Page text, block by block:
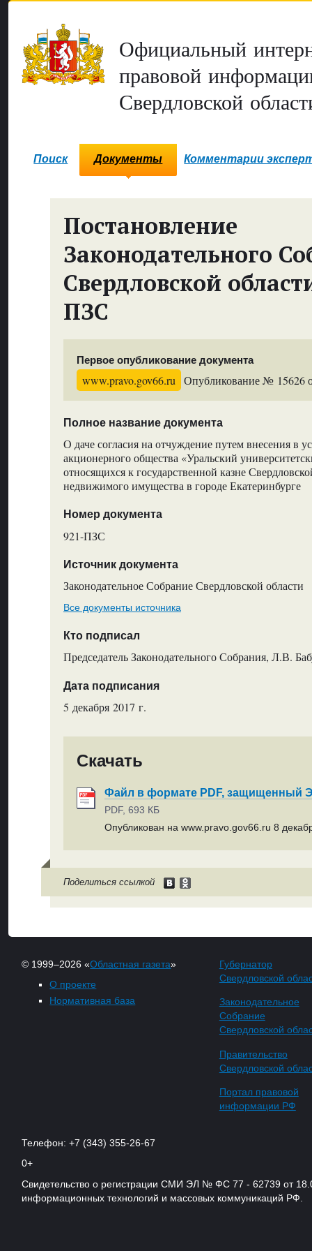
Официальный
правовой
Свердловской
Поиск Документы Комментарии
Постановление
Законодательного
Свердловской
ПЗС
Первое опубликование документа
www.pravo.gov66.ru Опубликование № 15626
Полное название документа
О даче согласия на отчуждение путем внесения в
акционерного общества «Уральский
относящихся к государственной казне
недвижимого имущества в городе Екатеринбурге
Номер документа
921-ПЗС
Источник документа
Законодательное Собрание Свердловской области
Все документы источника
Кто подписал
Председатель Законодательного Собрания, Л.В.
Дата подписания
5 декабря 2017 г.
Скачать
Файл в формате PDF, защищенный
PDF, 693 КБ
Опубликован на www.pravo.gov66.ru 8
Поделиться ссылкой
© 1999–2026 «Областная газета»
О проекте
Нормативная база
Губернатор
Свердловской
Законодательное
Собрание
Свердловской
Правительство
Свердловской
Портал правовой
информации РФ
Телефон: +7 (343) 355-26-67
0+
Свидетельство о регистрации СМИ ЭЛ № ФС 77 - 62739 от
информационных технологий и массовых коммуникаций РФ.